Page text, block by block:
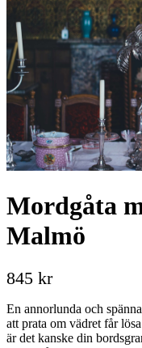
Mordgåta
Malmö
845 kr
En annorlunda och
att prata om vädret får
är det kanske din